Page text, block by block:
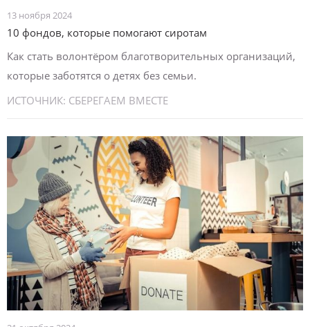
13 ноября 2024
10 фондов, которые помогают сиротам
Как стать волонтёром благотворительных организаций,
которые заботятся о детях без семьи.
ИСТОЧНИК: СБЕРЕГАЕМ ВМЕСТЕ